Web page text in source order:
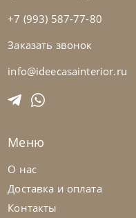
Natisa
Стул Sara
+7 (993) 587-77-80
Заказать звонок
info@ideecasainterior.ru
Меню
О нас
Доставка и оплата
Контакты